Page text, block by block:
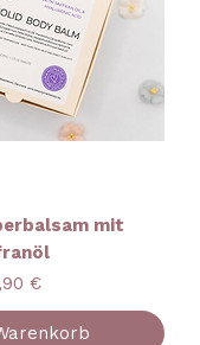
mit
€